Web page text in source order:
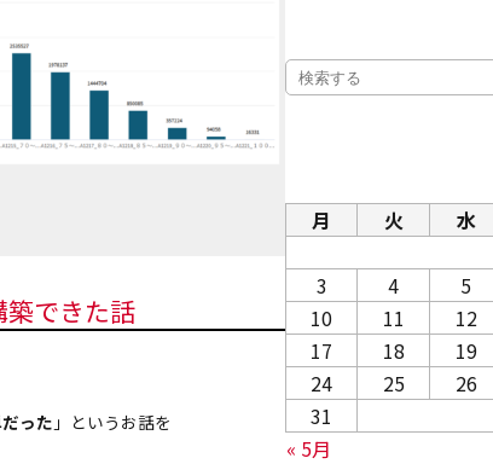
できた話
った 」というお話を
月
火 水
« 5月
3
4 5
10
11 12
17
18 19
24
25 26
31